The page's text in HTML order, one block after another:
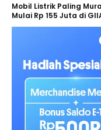
Mobil Listrik Paling
Mulai Rp 155 Juta di